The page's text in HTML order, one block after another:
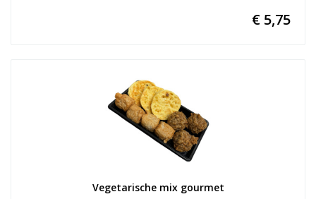
€ 5,75
Vegetarische mix gourmet